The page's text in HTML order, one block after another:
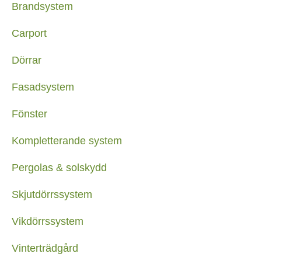
Brandsystem
Carport
Dörrar
Fasadsystem
Fönster
Kompletterande system
Pergolas & solskydd
Skjutdörrssystem
Vikdörrssystem
Vinterträdgård